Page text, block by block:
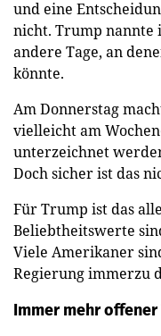
und eine
nicht. Trump nannte
andere Tage, an
könnte.
Am Donnerstag
vielleicht am
unterzeichnet
Doch sicher ist das
Für Trump ist das
Beliebtheitswerte
Viele Amerikaner
Regierung immerzu
Immer mehr